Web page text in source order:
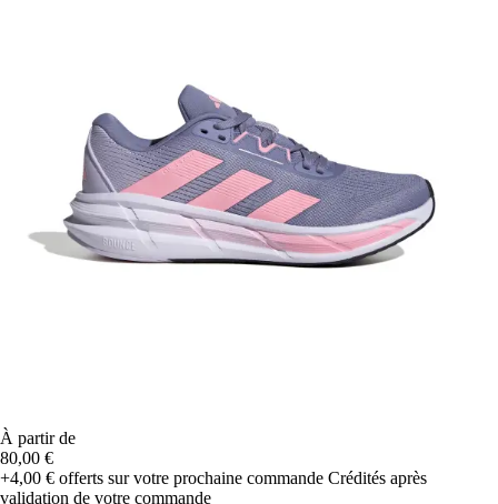
À partir de
80,00 €
+4,00 € offerts sur votre prochaine commande Crédités après
validation de votre commande